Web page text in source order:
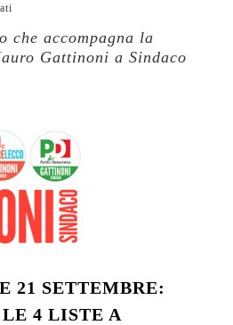
che accompagna la
Gattinoni a Sindaco
21 SETTEMBRE:
LE 4 LISTE A